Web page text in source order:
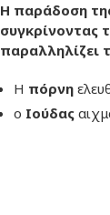
Η παράδοση
συγκρίνοντας
παραλληλίζει
Η πόρνη
ο Ιούδας